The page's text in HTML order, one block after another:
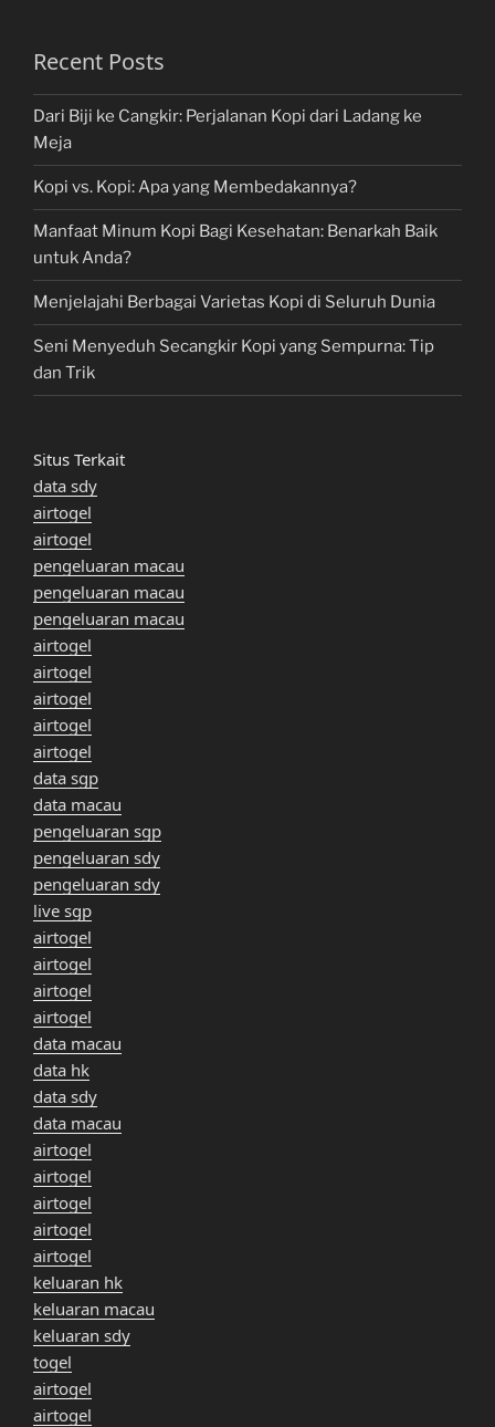
Recent Posts
Dari Biji ke Cangkir: Perjalanan Kopi dari Ladang ke
Meja
Kopi vs. Kopi: Apa yang Membedakannya?
Manfaat Minum Kopi Bagi Kesehatan: Benarkah Baik
untuk Anda?
Menjelajahi Berbagai Varietas Kopi di Seluruh Dunia
Seni Menyeduh Secangkir Kopi yang Sempurna: Tip
dan Trik
Situs Terkait
data sdy
airtogel
airtogel
pengeluaran macau
pengeluaran macau
pengeluaran macau
airtogel
airtogel
airtogel
airtogel
airtogel
data sgp
data macau
pengeluaran sgp
pengeluaran sdy
pengeluaran sdy
live sgp
airtogel
airtogel
airtogel
airtogel
data macau
data hk
data sdy
data macau
airtogel
airtogel
airtogel
airtogel
airtogel
keluaran hk
keluaran macau
keluaran sdy
togel
airtogel
airtogel